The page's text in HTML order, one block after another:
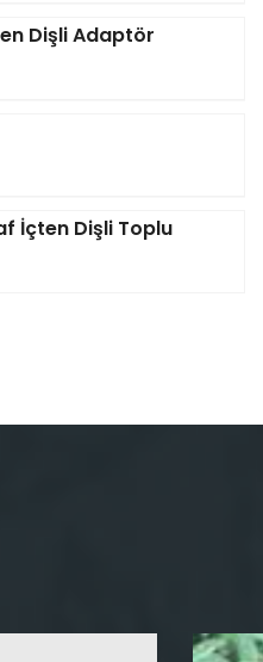
Dişli Adaptör
İçten Dişli Toplu